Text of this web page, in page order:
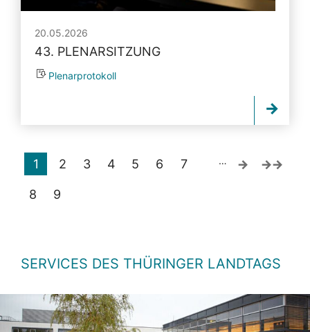
20.05.2026
43. PLENARSITZUNG
Plenarprotokoll
1 2 3 4 5 6 7
8 9
…
SERVICES DES THÜRINGER LANDTAGS